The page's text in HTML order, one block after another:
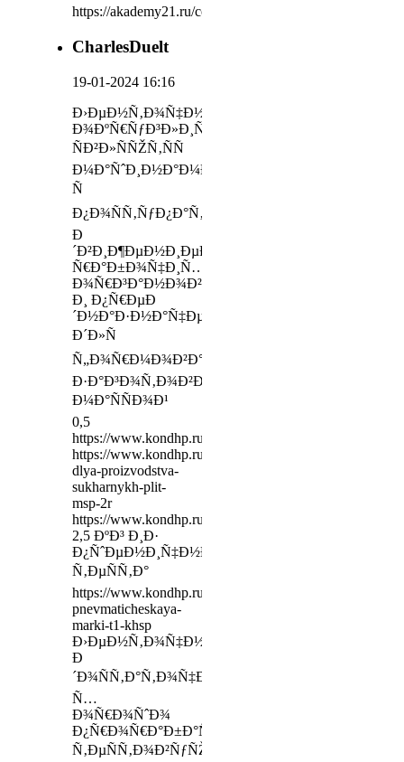
https://akademy21.ru/contacts/tbilisi
CharlesDuelt
19-01-2024 16:16
Ð›ÐµÐ½Ñ‚Ð¾Ñ‡Ð½Ñ‹Ðµ
Ð¾ÐºÑ€ÑƒÐ³Ð»Ð¸Ñ‚ÐµÐ»Ð¸
ÑÐ²Ð»ÑÑŽÑ‚ÑÑ
Ð¼Ð°ÑˆÐ¸Ð½Ð°Ð¼Ð¸
Ñ
Ð¿Ð¾ÑÑ‚ÑƒÐ¿Ð°Ñ‚ÐµÐ»ÑŒÐ½Ñ‹Ð¼
Ð
´Ð²Ð¸Ð¶ÐµÐ½Ð¸ÐµÐ¼
Ñ€Ð°Ð±Ð¾Ñ‡Ð¸Ñ…
Ð¾Ñ€Ð³Ð°Ð½Ð¾Ð²
Ð¸ Ð¿Ñ€ÐµÐ
´Ð½Ð°Ð·Ð½Ð°Ñ‡ÐµÐ½Ñ‹
Ð´Ð»Ñ
Ñ„Ð¾Ñ€Ð¼Ð¾Ð²Ð°Ð½Ð¸Ñ
Ð·Ð°Ð³Ð¾Ñ‚Ð¾Ð²Ð¾Ðº
Ð¼Ð°ÑÑÐ¾Ð¹
0,5
https://www.kondhp.ru/preorder/13672
https://www.kondhp.ru/pages/mashina-
dlya-proizvodstva-
sukharnykh-plit-
msp-2r
https://www.kondhp.ru/preorder/13113
2,5 ÐºÐ³ Ð¸Ð·
Ð¿ÑˆÐµÐ½Ð¸Ñ‡Ð½Ð¾Ð³Ð¾
Ñ‚ÐµÑÑ‚Ð°
https://www.kondhp.ru/products/ustanovka-
pnevmaticheskaya-
marki-t1-khsp
Ð›ÐµÐ½Ñ‚Ð¾Ñ‡Ð½Ñ‹Ð¹
Ð
´Ð¾ÑÑ‚Ð°Ñ‚Ð¾Ñ‡Ð½Ð¾
Ñ…
Ð¾Ñ€Ð¾ÑˆÐ¾
Ð¿Ñ€Ð¾Ñ€Ð°Ð±Ð°Ñ‚Ñ‹Ð²Ð°ÐµÑ‚
Ñ‚ÐµÑÑ‚Ð¾Ð²ÑƒÑŽ